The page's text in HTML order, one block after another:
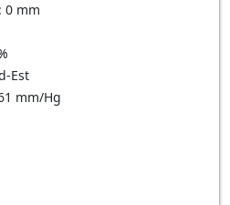
0 mm
Est
mm/Hg